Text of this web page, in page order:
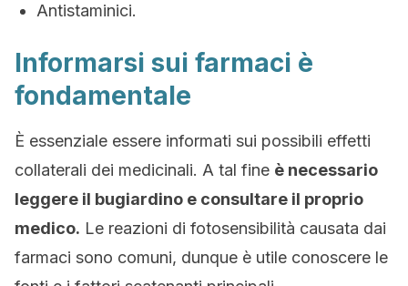
Antistaminici.
Informarsi sui farmaci è
fondamentale
È essenziale essere informati sui possibili effetti
collaterali dei medicinali. A tal fine è necessario
leggere il bugiardino e consultare il proprio
medico. Le reazioni di fotosensibilità causata dai
farmaci sono comuni, dunque è utile conoscere le